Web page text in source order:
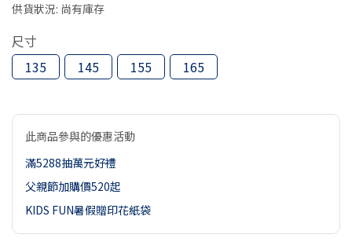
供貨狀況: 尚有庫存
尺寸
135
145 155 165
此商品參與的優惠活動
滿5288抽萬元好禮
父親節加購價520起
KIDS FUN暑假贈印花紙袋